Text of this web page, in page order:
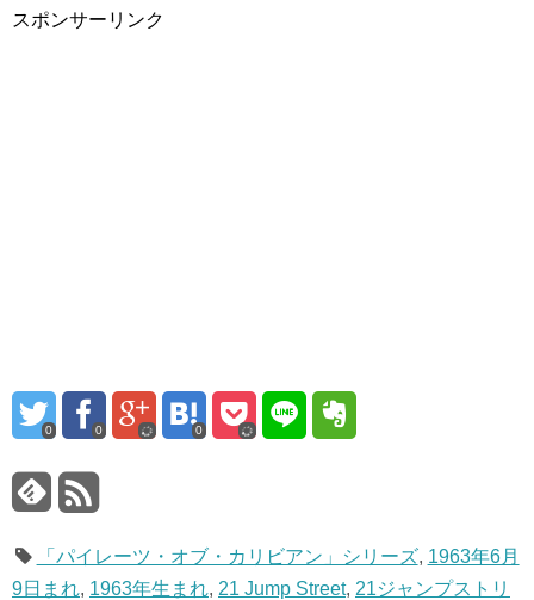
スポンサーリンク
0 0 0
「パイレーツ・オブ・カリビアン」シリーズ, 1963年6月
9日まれ, 1963年生まれ, 21 Jump Street, 21ジャンプストリ